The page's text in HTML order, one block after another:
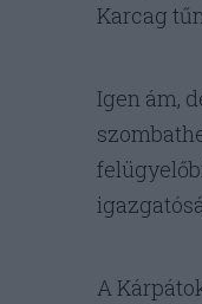
Karcag
Igen ám,
A